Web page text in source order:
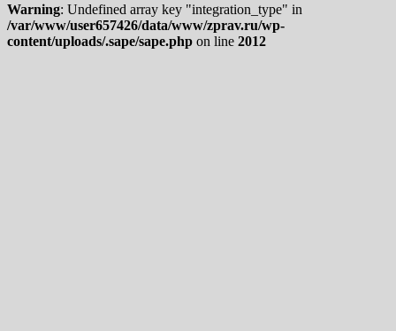
Warning: Undefined array key "integration_type" in
/var/www/user657426/data/www/zprav.ru/wp-
content/uploads/.sape/sape.php on line 2012